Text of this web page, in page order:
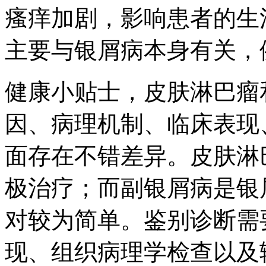
瘙痒加剧，影响患者的
主要与银屑病本身有关
健康小贴士，皮肤淋巴
因、病理机制、临床表
面存在不错差异。皮肤
极治疗；而副银屑病是
对较为简单。鉴别诊断
现、组织病理学检查以